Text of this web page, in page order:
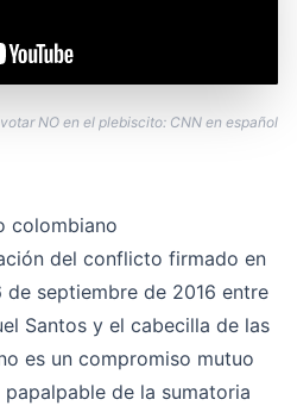
NO en el plebiscito: CNN en español
del conflicto firmado en
septiembre de 2016 entre
Santos y el cabecilla de las
es un compromiso mutuo
de la sumatoria